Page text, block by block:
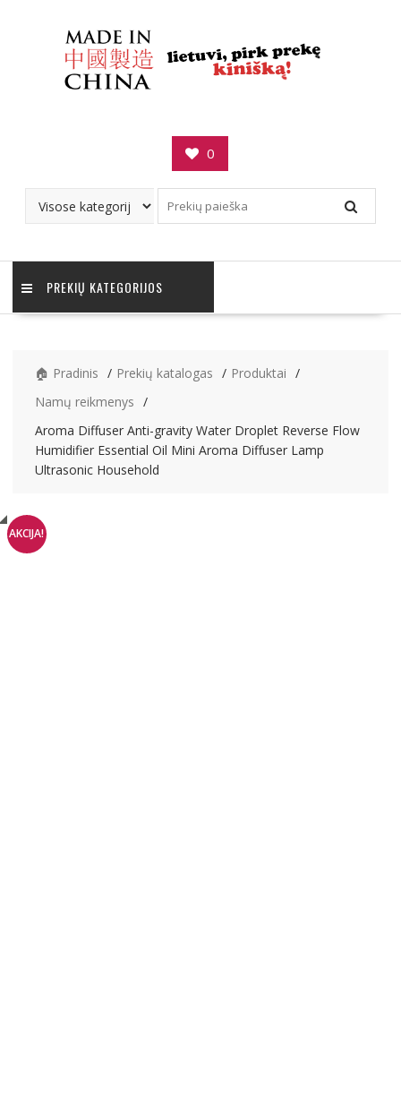
0
PREKIŲ KATEGORIJOS
🏠 Pradinis Prekių katalogas
Produktai
Namų reikmenys
Aroma Diffuser Anti-gravity Water Droplet Reverse Flow
Humidifier Essential Oil Mini Aroma Diffuser Lamp
Ultrasonic Household
AKCIJA!